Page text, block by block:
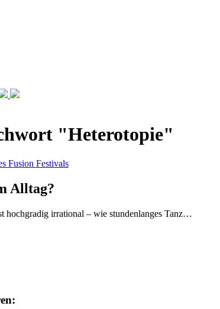
"Heterotopie"
Fusion Festivals
Alltag?
hochgradig irrational – wie stundenlanges Tanz…